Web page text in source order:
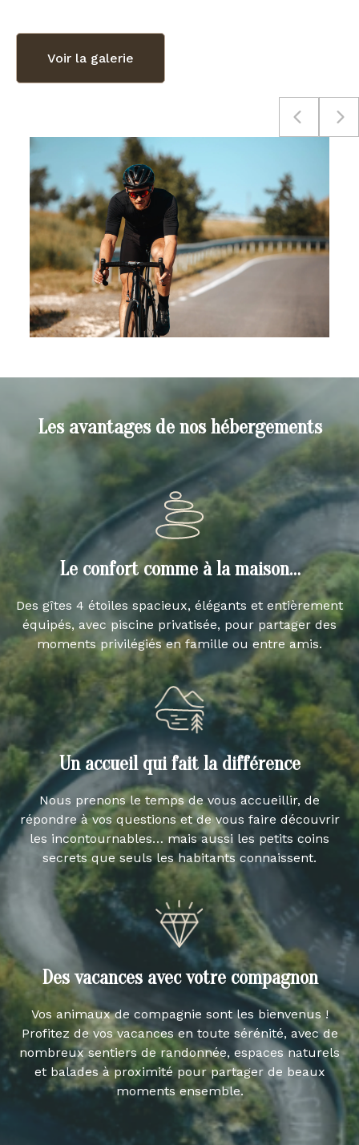
Voir la galerie
Les avantages de nos hébergements
Le confort comme à la maison…
Des gîtes 4 étoiles spacieux, élégants et entièrement
équipés, avec piscine privatisée, pour partager des
moments privilégiés en famille ou entre amis.
Un accueil qui fait la différence
Nous prenons le temps de vous accueillir, de
répondre à vos questions et de vous faire découvrir
les incontournables… mais aussi les petits coins
secrets que seuls les habitants connaissent.
Des vacances avec votre compagnon
Vos animaux de compagnie sont les bienvenus !
Profitez de vos vacances en toute sérénité, avec de
nombreux sentiers de randonnée, espaces naturels
et balades à proximité pour partager de beaux
moments ensemble.